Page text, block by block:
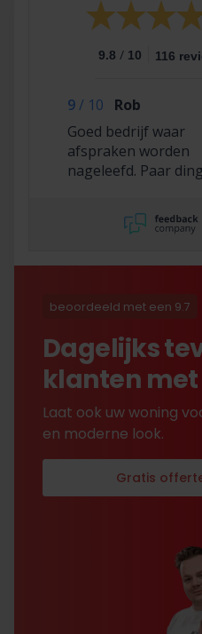
9.8 / 10 116
9/ 10
Rob
Goed bedrijf waar
afspraken worden
nageleefd. Paar
korting gekregen.
lang eer ik de sleutel
met excuses , maar
is alles toch na
beoordeeld met een 9.7
Dagelijks
klanten
Laat ook uw woning
en moderne look.
Gratis